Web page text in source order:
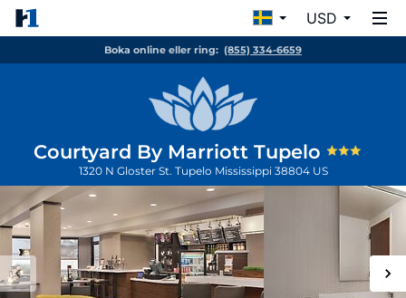
USD
Boka online eller ring: (855) 334-6659
Courtyard By Marriott Tupelo
1320 N Gloster St. Tupelo Mississippi 38804 US